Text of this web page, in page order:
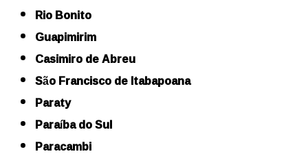
Rio Bonito
Guapimirim
Casimiro de Abreu
São Francisco de Itabapoana
Paraty
Paraíba do Sul
Paracambi